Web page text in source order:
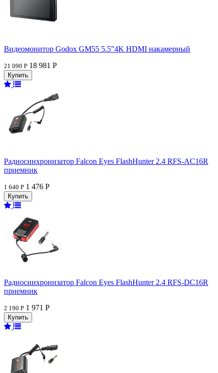
Видеомонитор Godox GM55 5.5”4K HDMI накамерный
21 090 Р 18 981 Р
Радиосинхронизатор Falcon Eyes FlashHunter 2.4 RFS-AC16R
приемник
1 640 Р 1 476 Р
Радиосинхронизатор Falcon Eyes FlashHunter 2.4 RFS-DC16R
приемник
2 190 Р 1 971 Р